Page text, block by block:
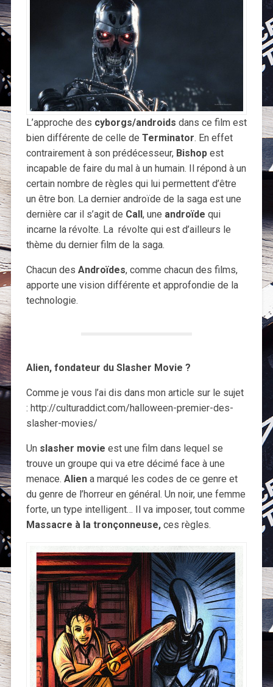
L’approche des cyborgs/androids dans ce film est
bien différente de celle de Terminator. En effet
contrairement à son prédécesseur, Bishopest
incapable de faire du mal à un humain. Il répond à un
certain nombre de règles qui lui permettent d’être
un être bon. La dernier androïde de la saga est une
dernière car il s’agit de Call , une androïde qui
incarne la révolte. La révolte qui est d’ailleurs le
thème du dernier film de la saga.
Chacun des Androïdes, comme chacun des films,
apporte une vision différente et approfondie de la
technologie.
Alien, fondateur du Slasher Movie ?
Comme je vous l’ai dis dans mon article sur le sujet
: http://culturaddict.com/halloween-premier-des-
slasher-movies/
Un slasher movie est une film dans lequel se
trouve un groupe qui va etre décimé face à une
menace. Aliena marqué les codes de ce genre et
du genre de l’horreur en général. Un noir, une femme
forte, un type intelligent… Il va imposer, tout comme
Massacre à la tronçonneuse,ces règles.